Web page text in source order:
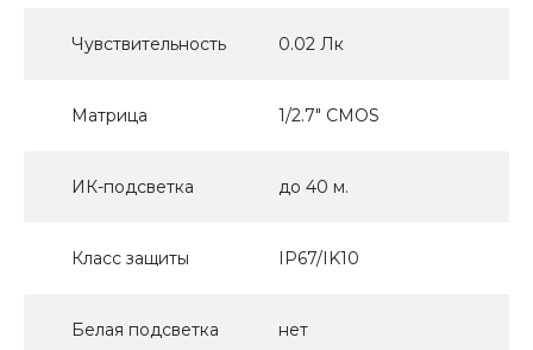
Чувствительность 0.02 Лк
Матрица 1/2.7" CMOS
ИК-подсветка до 40 м.
Класс защиты IP67/IK10
Белая подсветка нет